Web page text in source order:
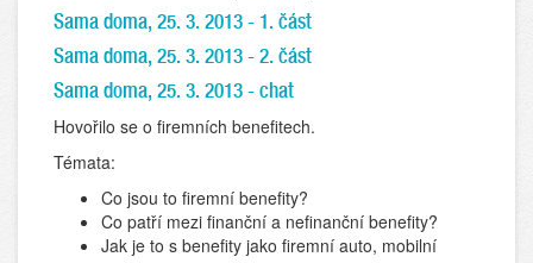
Sama doma, 25. 3. 2013 - 1. část
Sama doma, 25. 3. 2013 - 2. část
Sama doma, 25. 3. 2013 - chat
Hovořilo se o firemních benefitech.
Témata:
Co jsou to firemní benefity?
Co patří mezi finanční a nefinanční benefity?
Jak je to s benefity jako firemní auto, mobilní